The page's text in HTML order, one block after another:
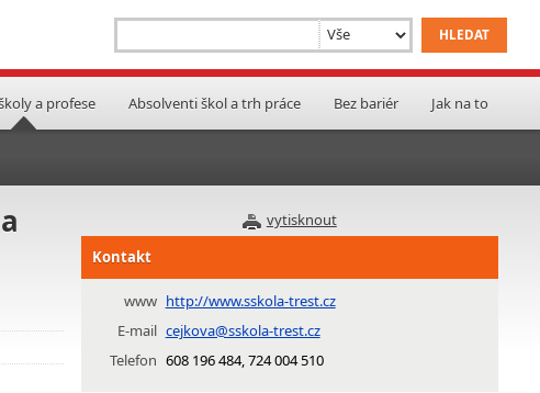
a profese Absolventi škol a trh práce Bez bariér Jak na to
vytisknout
Kontakt
www http://www.sskola-trest.cz
E-mail cejkova@sskola-trest.cz
Telefon 608 196 484, 724 004 510